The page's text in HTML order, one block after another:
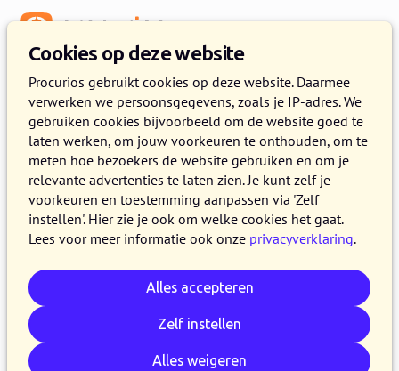
Cookies op deze website
Procurios gebruikt cookies op deze website. Daarmee
verwerken we persoonsgegevens, zoals je IP-adres. We
gebruiken cookies bijvoorbeeld om de website goed te
laten werken, om jouw voorkeuren te onthouden, om te
meten hoe bezoekers de website gebruiken en om je
relevante advertenties te laten zien. Je kunt zelf je
voorkeuren en toestemming aanpassen via 'Zelf
instellen'. Hier zie je ook om welke cookies het gaat.
Lees voor meer informatie ook onze privacyverklaring.
Alles accepteren
Zelf instellen
Alles weigeren
Release 2022.11
11 OKTOBER 2022 4 MINUTEN LEZEN
In de loop van woensdag 12 oktober 2022
maken alle klanten op de productieversie van
het Procurios Platform gebruik van release
2022.11. In dit blog lees je wat nieuw is en wat
is verbeterd. Kijk voor meer informatie over de
verschillende versies van het platform op de
release pagina
ofschrijf je in voor één van de
release webinars